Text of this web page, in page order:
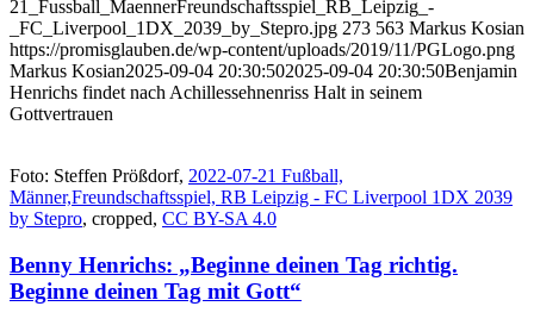
21_Fussball_MaennerFreundschaftsspiel_RB_Leipzig_-
_FC_Liverpool_1DX_2039_by_Stepro.jpg 273 563 Markus Kosian
https://promisglauben.de/wp-content/uploads/2019/11/PGLogo.png
Markus Kosian2025-09-04 20:30:502025-09-04 20:30:50Benjamin
Henrichs findet nach Achillessehnenriss Halt in seinem
Gottvertrauen
Foto: Steffen Prößdorf, 2022-07-21 Fußball,
Männer,Freundschaftsspiel, RB Leipzig - FC Liverpool 1DX 2039
by Stepro, cropped, CC BY-SA 4.0
Benny Henrichs: „Beginne deinen Tag richtig.
Beginne deinen Tag mit Gott“